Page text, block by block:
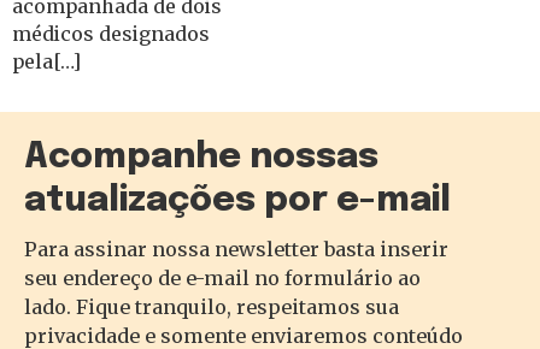
acompanhada de dois
médicos designados
pela[…]
Acompanhe nossas
atualizações por e-mail
Para assinar nossa newsletter basta inserir
seu endereço de e-mail no formulário ao
lado. Fique tranquilo, respeitamos sua
privacidade e somente enviaremos conteúdo